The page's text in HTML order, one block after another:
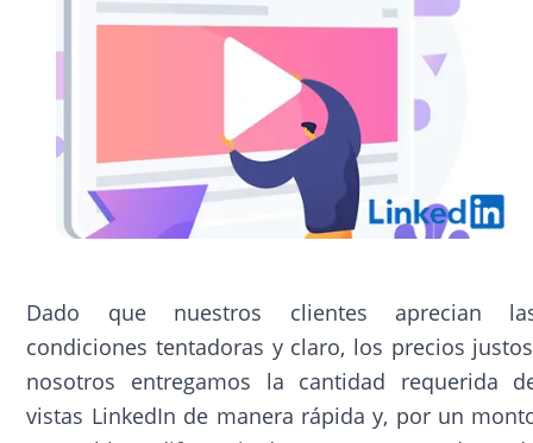
Dado que nuestros clientes aprecian
condiciones tentadoras y claro, los precios
nosotros entregamos la cantidad requerida
vistas LinkedIn de manera rápida y, por un